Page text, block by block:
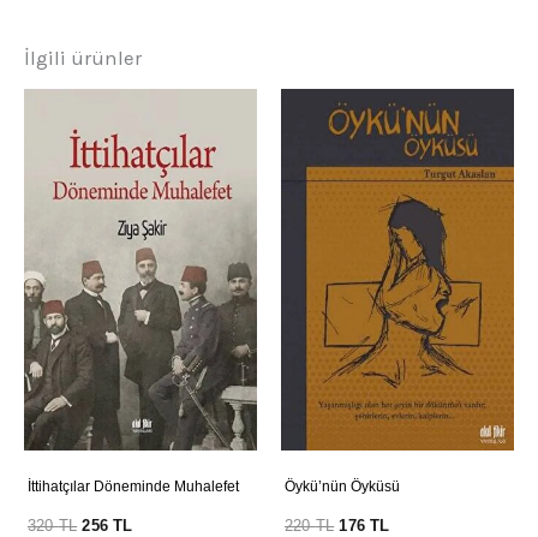
İlgili ürünler
İttihatçılar Döneminde Muhalefet
320TL 256TL
Öykü’nün Öyküsü
220TL 176TL